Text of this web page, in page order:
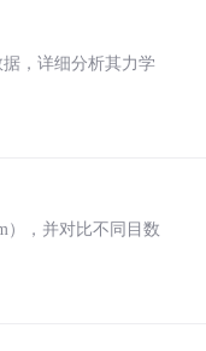
，详细分析其力学
），并对比不同目数